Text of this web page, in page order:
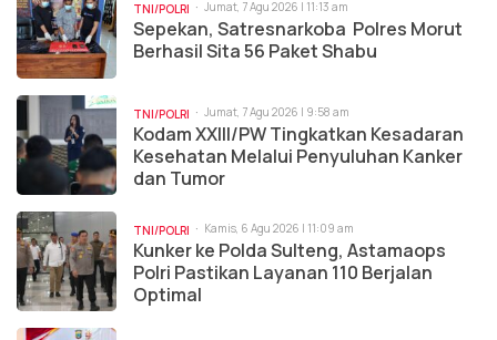
TNI/POLRI Jumat, 7 Agu 2026 | 11:13 am
Sepekan, Satresnarkoba Polres Morut
Berhasil Sita 56 Paket Shabu
TNI/POLRI Jumat, 7 Agu 2026 | 9:58 am
Kodam XXIII/PW Tingkatkan Kesadaran
Kesehatan Melalui Penyuluhan Kanker
dan Tumor
TNI/POLRI Kamis, 6 Agu 2026 | 11:09 am
Kunker ke Polda Sulteng, Astamaops
Polri Pastikan Layanan 110 Berjalan
Optimal